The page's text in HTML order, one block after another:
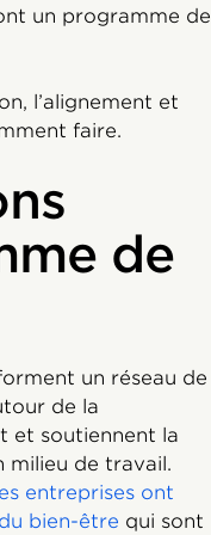
un programme de
l’alignement et
faire.
de
un réseau de
de la
et soutiennent la
milieu de travail.
entreprises ont
du bien-être qui sont